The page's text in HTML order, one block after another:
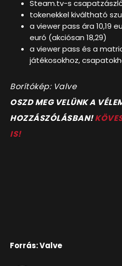
Steam.tv-s
tokenekkel kiváltható
a viewer pass ára 10,19
euró (akciósan 18,29)
a viewer pass és a
játékosokhoz,
Borítókép: Valve
OSZD MEG VELÜNK A
HOZZÁSZÓLÁSBAN!
IS!
Forrás: Valve